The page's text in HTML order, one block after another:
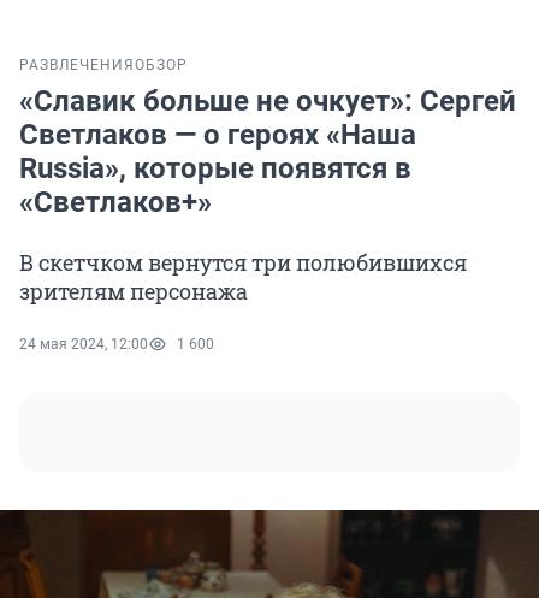
РАЗВЛЕЧЕНИЯ ОБЗОР
«Славик больше не очкует»: Сергей
Светлаков — о героях «Наша
Russia», которые появятся в
«Светлаков+»
В скетчком вернутся три полюбившихся
зрителям персонажа
24 мая 2024, 12:00 1 600